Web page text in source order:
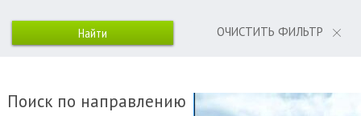
ОЧИСТИТЬ ФИЛЬТР
Поиск по направлению